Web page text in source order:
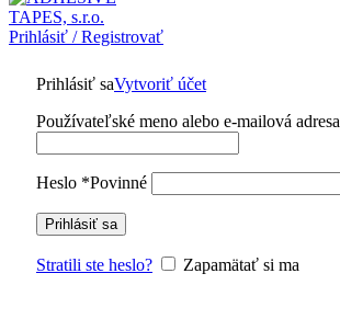
Prihlásiť / Registrovať
Prihlásiť saVytvoriť účet
Používateľské meno alebo e-mailová adresa
Heslo *Povinné
Prihlásiť sa
Stratili ste heslo? Zapamätať si ma